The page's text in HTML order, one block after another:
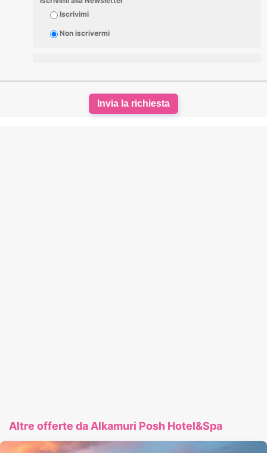
Iscrivimi
Non iscrivermi
Invia la richiesta
Altre offerte da Alkamuri Posh Hotel&Spa